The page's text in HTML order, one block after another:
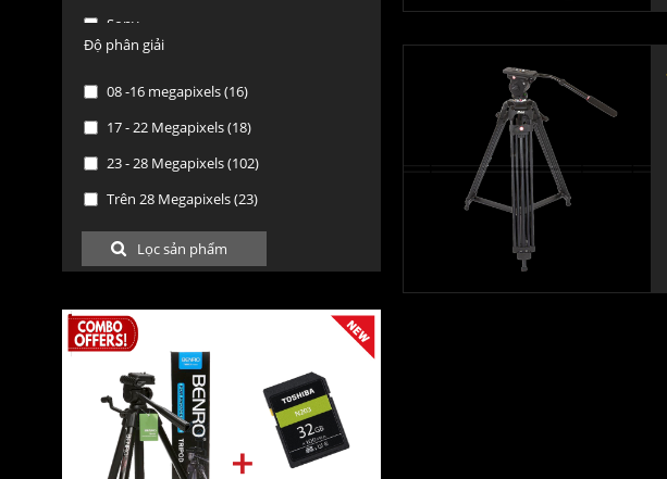
Sony
Tamron
Tokina
Olympus
SanDisk
Pisen
Shanny
Godox
B + W
Kenko
Hoya
Marumi
Samyang/Rokinon
Độ phân giải
08 -16 megapixels (16)
17 - 22 Megapixels (18)
23 - 28 Megapixels (102)
Trên 28 Megapixels (23)